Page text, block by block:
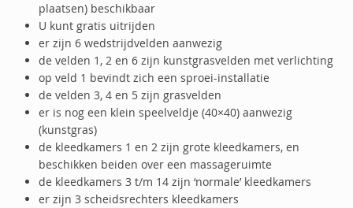
plaatsen) beschikbaar
U kunt gratis uitrijden
er zijn 6 wedstrijdvelden aanwezig
de velden 1, 2 en 6 zijn kunstgrasvelden met verlichting
op veld 1 bevindt zich een sproei-installatie
de velden 3, 4 en 5 zijn grasvelden
er is nog een klein speelveldje (40×40) aanwezig
(kunstgras)
de kleedkamers 1 en 2 zijn grote kleedkamers, en
beschikken beiden over een massageruimte
de kleedkamers 3 t/m 14 zijn ‘normale’ kleedkamers
er zijn 3 scheidsrechters kleedkamers